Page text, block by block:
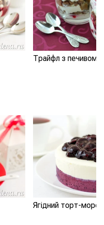
Трайфл з печивом
Ягідний торт-